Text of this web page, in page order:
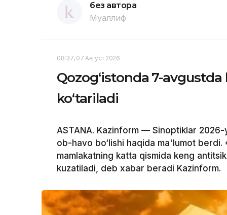
без автора
Муаллиф
08:37, 07 Август 2026
Qozog‘istonda 7-
ko‘tariladi
ASTANA. Kazinform — Sinoptiklar
ob-havo bo‘lishi haqida ma'lumot berdi.
mamlakatning katta qismida keng
kuzatiladi, deb xabar beradi Kazinform.